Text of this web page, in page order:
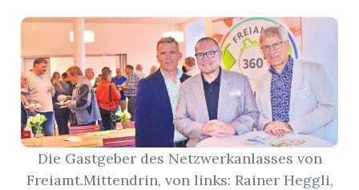
Stellen
E-
Paper
Newsletter
App
Die Gastgeber des Netzwerkanlasses von
Freiamt.Mittendrin, von links: Rainer Heggli,